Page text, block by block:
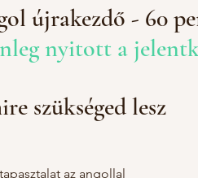
újrakezdő - 60
nyitott a
szükséged lesz
az angollal